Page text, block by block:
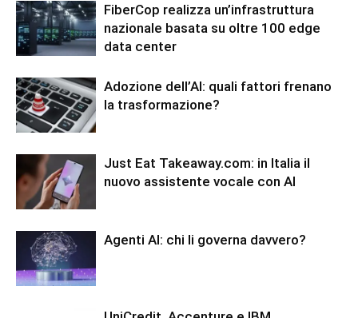
FiberCop realizza un’infrastruttura
nazionale basata su oltre 100 edge
data center
Adozione dell’AI: quali fattori frenano
la trasformazione?
Just Eat Takeaway.com: in Italia il
nuovo assistente vocale con AI
Agenti AI: chi li governa davvero?